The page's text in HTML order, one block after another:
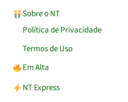
Sobre o NT
Política de Privacidade
Termos de Uso
Em Alta
NT Express